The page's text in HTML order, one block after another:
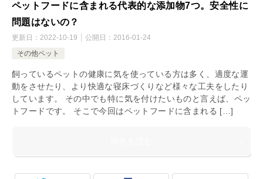
ペットフードに含まれる代表的な添加物7つ。安全性に
問題はないの？
更新日： 2022-10-19 公開日： 2016-01-24
その他ペット
飼っているペットの健康に気を使っている方は多く、適度な運
動をさせたり、より快適な寝床づくりなど様々な工夫をしたり
しています。 その中でも特に気を付けたいものと言えば、ペッ
トフードです。 そこで今回はペットフードに含まれる […]